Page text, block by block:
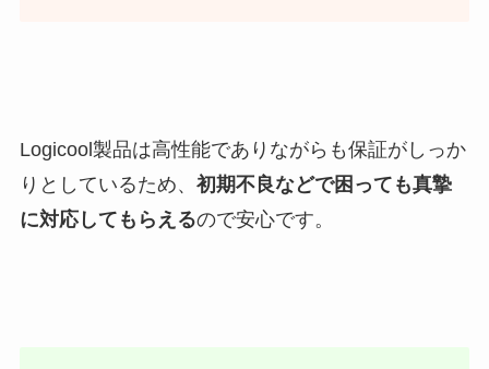
Logicool製品は高性能でありながらも保証がしっか
りとしているため、 初期不良などで困っても真摯
に対応してもらえるので安心です。